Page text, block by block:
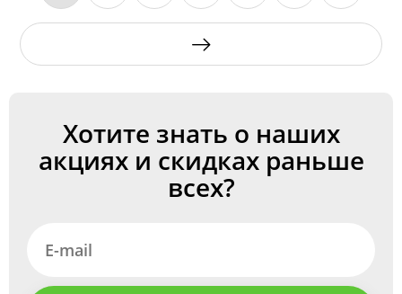
Хотите знать о наших
акциях и скидках раньше
всех?